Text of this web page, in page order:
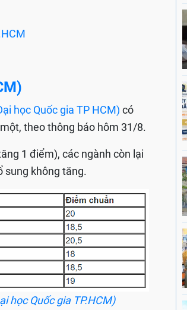
học Quốc gia TP HCM) có
theo thông báo hôm 31/8.
1 điểm), các ngành còn lại
sung không tăng.
học Quốc gia TP.HCM)